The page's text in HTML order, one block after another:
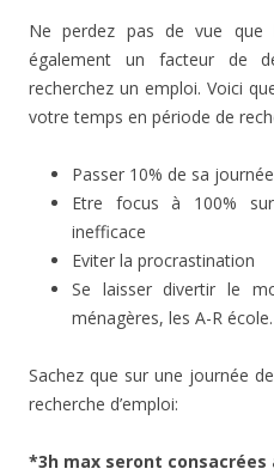
Ne perdez pas de vue
également un facteur de
recherchez un emploi. Voici
votre temps en période de
Passer 10% de sa
Etre focus à 100%
inefficace
Eviter la procrastination
Se laisser divertir le
ménagères, les A-R
Sachez que sur une journée
recherche d’emploi:
*3h max seront